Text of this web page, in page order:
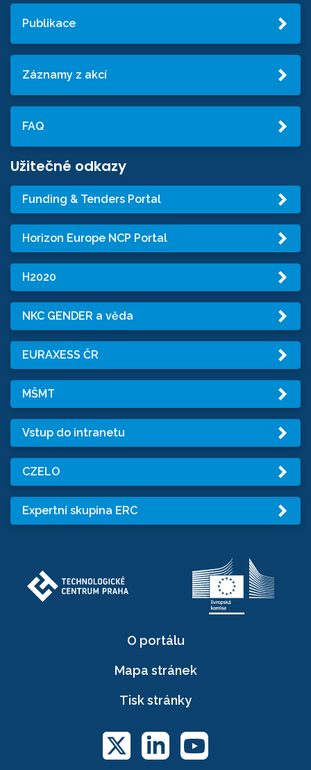
Publikace
Záznamy z akcí
FAQ
Užitečné odkazy
Funding & Tenders Portal
Horizon Europe NCP Portal
H2020
NKC GENDER a věda
EURAXESS ČR
MŠMT
Vstup do intranetu
CZELO
Expertní skupina ERC
O portálu
Mapa stránek
Tisk stránky